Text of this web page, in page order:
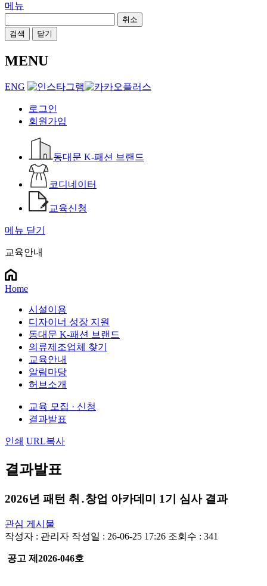
메뉴
취소
검색
닫기
MENU
ENG
로그인
회원가입
동대문 K-패션 브랜드
코디네이터
교육신청
메뉴 닫기
교육안내
Home
시설이용
디자이너 성장 지원
동대문 K-패션 브랜드
의류제조업체 찾기
교육안내
알림마당
허브소개
교육 모집 · 신청
결과발표
인쇄 URL복사
결과발표
2026년 패턴 취․창업 아카데미 1기 심사 결과
관심 게시물
작성자 : 관리자 작성일 : 26-06-25 17:26 조회수 : 341
공고 제 2026-046호